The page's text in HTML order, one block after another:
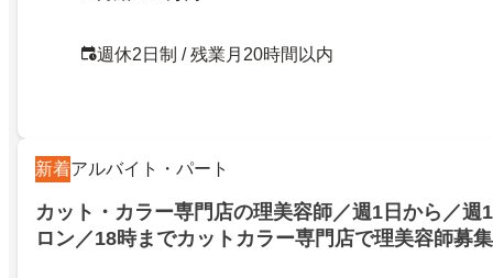
週休2日制 / 残業月20時間以内
新着アルバイト・パート
カット・カラー専門店の理美容師／週1日から／週
ロン／18時までカットカラー専門店で理美容師募